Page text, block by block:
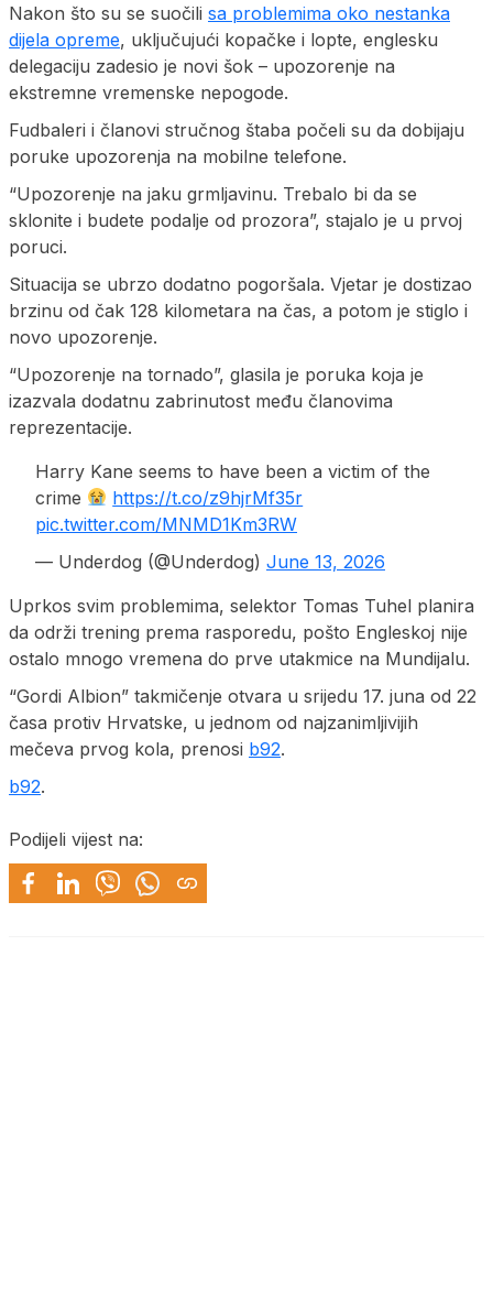
Nakon što su se suočili sa problemima oko nestanka
dijela opreme, uključujući kopačke i lopte, englesku
delegaciju zadesio je novi šok – upozorenje na
ekstremne vremenske nepogode.
Fudbaleri i članovi stručnog štaba počeli su da dobijaju
poruke upozorenja na mobilne telefone.
“Upozorenje na jaku grmljavinu. Trebalo bi da se
sklonite i budete podalje od prozora”, stajalo je u prvoj
poruci.
Situacija se ubrzo dodatno pogoršala. Vjetar je dostizao
brzinu od čak 128 kilometara na čas, a potom je stiglo i
novo upozorenje.
“Upozorenje na tornado”, glasila je poruka koja je
izazvala dodatnu zabrinutost među članovima
reprezentacije.
Harry Kane seems to have been a victim of the
crime
https://t.co/z9hjrMf35r
pic.twitter.com/MNMD1Km3RW
— Underdog (@Underdog) June 13, 2026
Uprkos svim problemima, selektor Tomas Tuhel planira
da održi trening prema rasporedu, pošto Engleskoj nije
ostalo mnogo vremena do prve utakmice na Mundijalu.
“Gordi Albion” takmičenje otvara u srijedu 17. juna od 22
časa protiv Hrvatske, u jednom od najzanimljivijih
mečeva prvog kola, prenosi b92.
b92.
Podijeli vijest na: